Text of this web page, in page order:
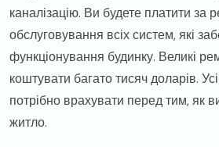
каналізацію. Ви будете платити за
обслуговування всіх систем, які
функціонування будинку. Великі
коштувати багато тисяч доларів.
потрібно врахувати перед тим, як
житло.